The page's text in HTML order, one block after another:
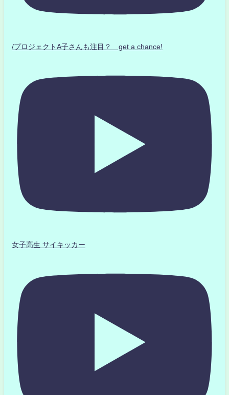
/プロジェクトA子さんも注目？ get a chance!
女子高生 サイキッカー